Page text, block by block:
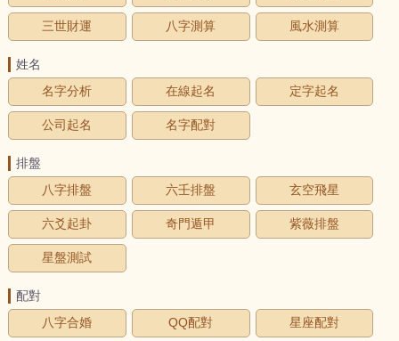
三世財運 八字測算 風水測算
姓名
名字分析
在線起名 定字起名
公司起名 名字配對
排盤
八字排盤
六壬排盤 玄空飛星
六爻起卦 奇門遁甲 紫薇排盤
星盤測試
配對
八字合婚
QQ配對 星座配對